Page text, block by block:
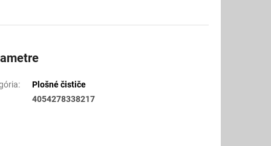
:
Plošné čističe
4054278338217